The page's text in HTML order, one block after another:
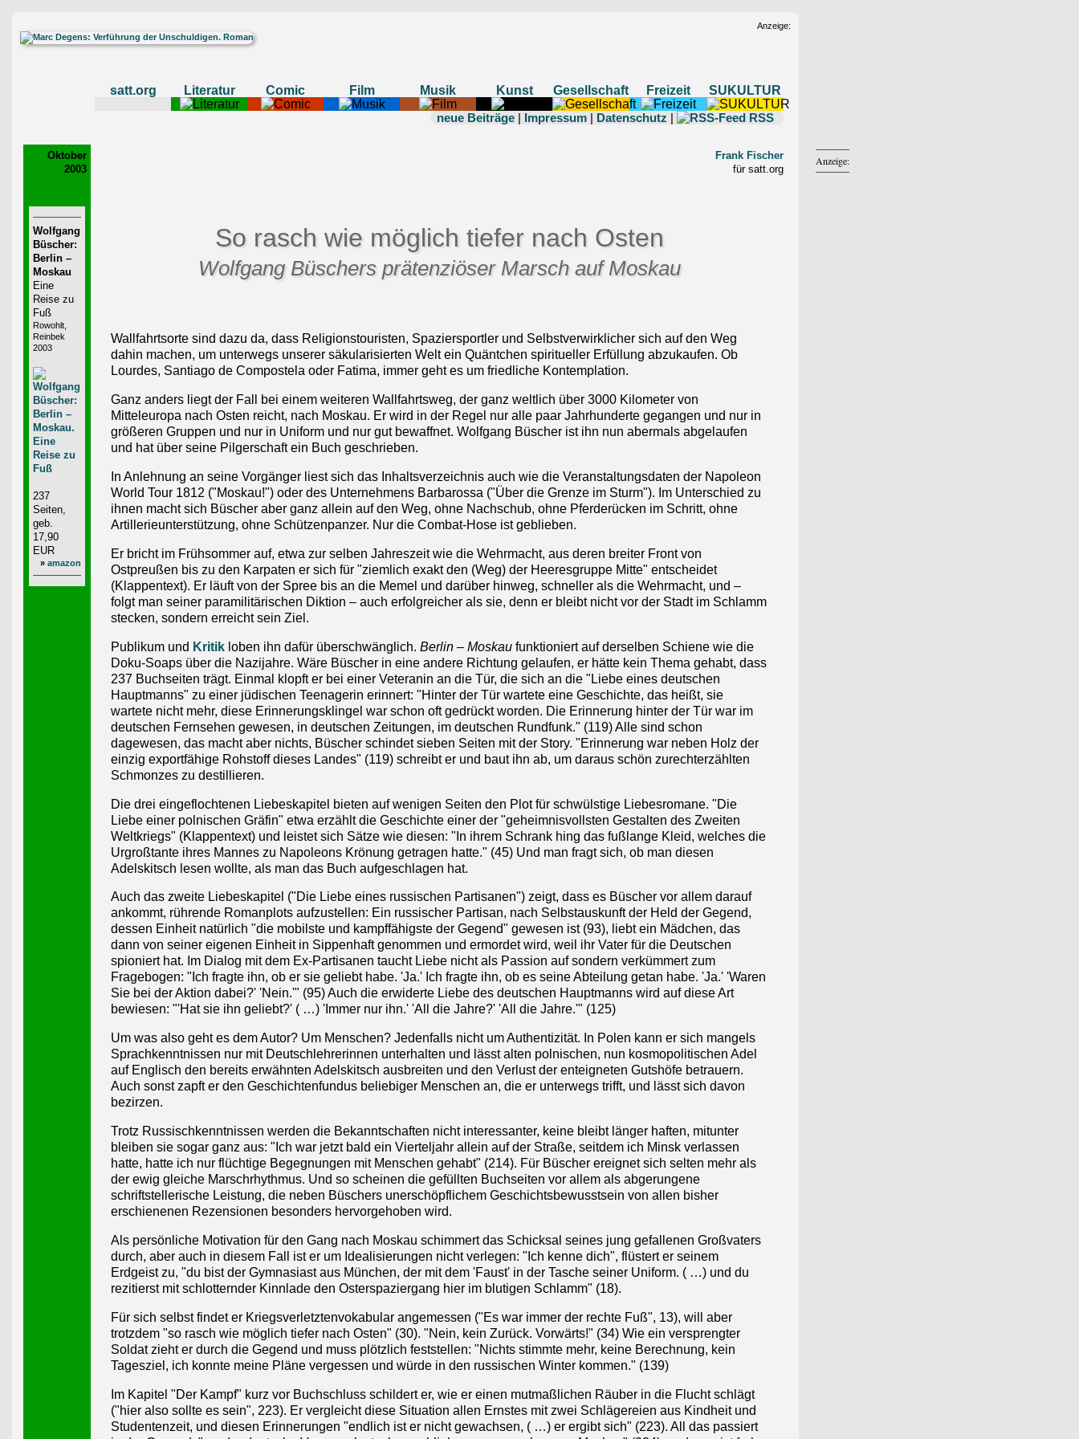
Anzeige:
Anzeige:
satt.org Literatur Comic Film Musik Kunst Gesellschaft Freizeit
SUKULTUR
neue Beiträge | Impressum | Datenschutz | RSS
Oktober
2003
Frank Fischer
für satt.org
Wolfgang
Büscher:
Berlin –
Moskau
Eine
Reise zu
Fuß
Rowohlt,
Reinbek
2003
237
Seiten,
geb.
17,90
EUR
» amazon
So rasch wie möglich tiefer nach Osten
Wolfgang Büschers prätenziöser Marsch auf Moskau
Wallfahrtsorte sind dazu da, dass Religionstouristen, Spaziersportler und Selbstverwirklicher sich auf den Weg
dahin machen, um unterwegs unserer säkularisierten Welt ein Quäntchen spiritueller Erfüllung abzukaufen. Ob
Lourdes, Santiago de Compostela oder Fatima, immer geht es um friedliche Kontemplation.
Ganz anders liegt der Fall bei einem weiteren Wallfahrtsweg, der ganz weltlich über 3000 Kilometer von
Mitteleuropa nach Osten reicht, nach Moskau. Er wird in der Regel nur alle paar Jahrhunderte gegangen und nur in
größeren Gruppen und nur in Uniform und nur gut bewaffnet. Wolfgang Büscher ist ihn nun abermals abgelaufen
und hat über seine Pilgerschaft ein Buch geschrieben.
In Anlehnung an seine Vorgänger liest sich das Inhaltsverzeichnis auch wie die Veranstaltungsdaten der Napoleon
World Tour 1812 ("Moskau!") oder des Unternehmens Barbarossa ("Über die Grenze im Sturm"). Im Unterschied zu
ihnen macht sich Büscher aber ganz allein auf den Weg, ohne Nachschub, ohne Pferderücken im Schritt, ohne
Artillerieunterstützung, ohne Schützenpanzer. Nur die Combat-Hose ist geblieben.
Er bricht im Frühsommer auf, etwa zur selben Jahreszeit wie die Wehrmacht, aus deren breiter Front von
Ostpreußen bis zu den Karpaten er sich für "ziemlich exakt den (Weg) der Heeresgruppe Mitte" entscheidet
(Klappentext). Er läuft von der Spree bis an die Memel und darüber hinweg, schneller als die Wehrmacht, und –
folgt man seiner paramilitärischen Diktion – auch erfolgreicher als sie, denn er bleibt nicht vor der Stadt im Schlamm
stecken, sondern erreicht sein Ziel.
Publikum und Kritik loben ihn dafür überschwänglich. Berlin – Moskau funktioniert auf derselben Schiene wie die
Doku-Soaps über die Nazijahre. Wäre Büscher in eine andere Richtung gelaufen, er hätte kein Thema gehabt, dass
237 Buchseiten trägt. Einmal klopft er bei einer Veteranin an die Tür, die sich an die "Liebe eines deutschen
Hauptmanns" zu einer jüdischen Teenagerin erinnert: "Hinter der Tür wartete eine Geschichte, das heißt, sie
wartete nicht mehr, diese Erinnerungsklingel war schon oft gedrückt worden. Die Erinnerung hinter der Tür war im
deutschen Fernsehen gewesen, in deutschen Zeitungen, im deutschen Rundfunk." (119) Alle sind schon
dagewesen, das macht aber nichts, Büscher schindet sieben Seiten mit der Story. "Erinnerung war neben Holz der
einzig exportfähige Rohstoff dieses Landes" (119) schreibt er und baut ihn ab, um daraus schön zurechterzählten
Schmonzes zu destillieren.
Die drei eingeflochtenen Liebeskapitel bieten auf wenigen Seiten den Plot für schwülstige Liebesromane. "Die
Liebe einer polnischen Gräfin" etwa erzählt die Geschichte einer der "geheimnisvollsten Gestalten des Zweiten
Weltkriegs" (Klappentext) und leistet sich Sätze wie diesen: "In ihrem Schrank hing das fußlange Kleid, welches die
Urgroßtante ihres Mannes zu Napoleons Krönung getragen hatte." (45) Und man fragt sich, ob man diesen
Adelskitsch lesen wollte, als man das Buch aufgeschlagen hat.
Auch das zweite Liebeskapitel ("Die Liebe eines russischen Partisanen") zeigt, dass es Büscher vor allem darauf
ankommt, rührende Romanplots aufzustellen: Ein russischer Partisan, nach Selbstauskunft der Held der Gegend,
dessen Einheit natürlich "die mobilste und kampffähigste der Gegend" gewesen ist (93), liebt ein Mädchen, das
dann von seiner eigenen Einheit in Sippenhaft genommen und ermordet wird, weil ihr Vater für die Deutschen
spioniert hat. Im Dialog mit dem Ex-Partisanen taucht Liebe nicht als Passion auf sondern verkümmert zum
Fragebogen: "Ich fragte ihn, ob er sie geliebt habe. 'Ja.' Ich fragte ihn, ob es seine Abteilung getan habe. 'Ja.' 'Waren
Sie bei der Aktion dabei?' 'Nein.'" (95) Auch die erwiderte Liebe des deutschen Hauptmanns wird auf diese Art
bewiesen: "'Hat sie ihn geliebt?' ( …) 'Immer nur ihn.' 'All die Jahre?' 'All die Jahre.'" (125)
Um was also geht es dem Autor? Um Menschen? Jedenfalls nicht um Authentizität. In Polen kann er sich mangels
Sprachkenntnissen nur mit Deutschlehrerinnen unterhalten und lässt alten polnischen, nun kosmopolitischen Adel
auf Englisch den bereits erwähnten Adelskitsch ausbreiten und den Verlust der enteigneten Gutshöfe betrauern.
Auch sonst zapft er den Geschichtenfundus beliebiger Menschen an, die er unterwegs trifft, und lässt sich davon
bezirzen.
Trotz Russischkenntnissen werden die Bekanntschaften nicht interessanter, keine bleibt länger haften, mitunter
bleiben sie sogar ganz aus: "Ich war jetzt bald ein Vierteljahr allein auf der Straße, seitdem ich Minsk verlassen
hatte, hatte ich nur flüchtige Begegnungen mit Menschen gehabt" (214). Für Büscher ereignet sich selten mehr als
der ewig gleiche Marschrhythmus. Und so scheinen die gefüllten Buchseiten vor allem als abgerungene
schriftstellerische Leistung, die neben Büschers unerschöpflichem Geschichtsbewusstsein von allen bisher
erschienenen Rezensionen besonders hervorgehoben wird.
Als persönliche Motivation für den Gang nach Moskau schimmert das Schicksal seines jung gefallenen Großvaters
durch, aber auch in diesem Fall ist er um Idealisierungen nicht verlegen: "Ich kenne dich", flüstert er seinem
Erdgeist zu, "du bist der Gymnasiast aus München, der mit dem 'Faust' in der Tasche seiner Uniform. ( …) und du
rezitierst mit schlotternder Kinnlade den Osterspaziergang hier im blutigen Schlamm" (18).
Für sich selbst findet er Kriegsverletztenvokabular angemessen ("Es war immer der rechte Fuß", 13), will aber
trotzdem "so rasch wie möglich tiefer nach Osten" (30). "Nein, kein Zurück. Vorwärts!" (34) Wie ein versprengter
Soldat zieht er durch die Gegend und muss plötzlich feststellen: "Nichts stimmte mehr, keine Berechnung, kein
Tagesziel, ich konnte meine Pläne vergessen und würde in den russischen Winter kommen." (139)
Im Kapitel "Der Kampf" kurz vor Buchschluss schildert er, wie er einen mutmaßlichen Räuber in die Flucht schlägt
("hier also sollte es sein", 223). Er vergleicht diese Situation allen Ernstes mit zwei Schlägereien aus Kindheit und
Studentenzeit, und diesen Erinnerungen "endlich ist er nicht gewachsen, ( …) er ergibt sich" (223). All das passiert